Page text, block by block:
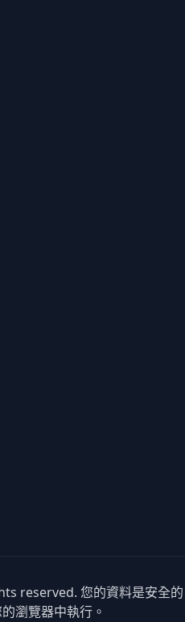
reserved. 您的資料是安全的
瀏覽器中執行。